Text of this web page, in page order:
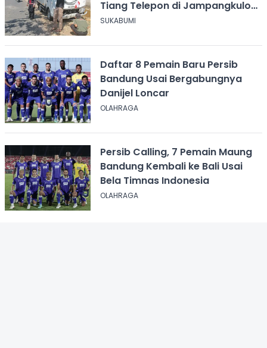
Tiang Telepon di Jampangkulon
Sukabumi
SUKABUMI
Daftar 8 Pemain Baru Persib
Bandung Usai Bergabungnya
Danijel Loncar
OLAHRAGA
Persib Calling, 7 Pemain Maung
Bandung Kembali ke Bali Usai
Bela Timnas Indonesia
OLAHRAGA